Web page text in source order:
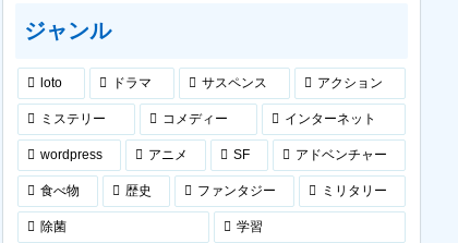
ジャンル
loto ドラマ サスペンス アクション
ミステリー コメディー インターネット
wordpress アニメ SF アドベンチャー
食べ物 歴史 ファンタジー ミリタリー
除菌 学習